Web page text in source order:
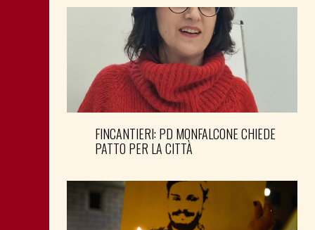
FINCANTIERI: PD MONFALCONE CHIEDE
PATTO PER LA CITTÀ